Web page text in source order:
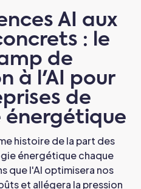
AI aux
: le
de
à l'AI pour
de
histoire de la part des
énergétique chaque
que l'AI optimisera nos
et allégera la pression